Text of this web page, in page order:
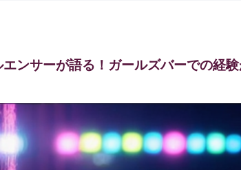
ンサーが語る！ガールズバーでの経